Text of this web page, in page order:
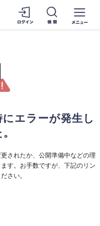
エラーが発生し
されたか、公開準備中などの理
す。お手数ですが、下記のリン
さい。